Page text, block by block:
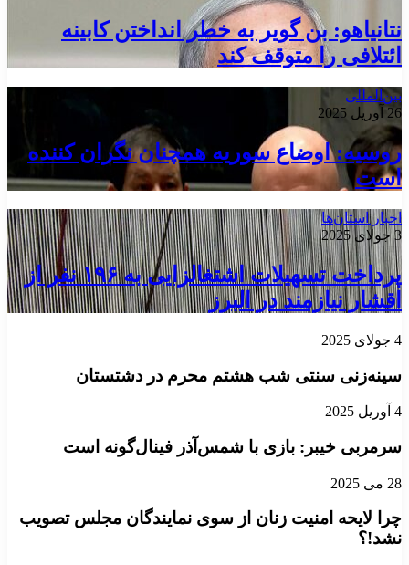
نتانیاهو: بن گویر به خطر انداختن کابینه
ائتلافی را متوقف کند
بین‌المللی
26 آوریل 2025
روسیه: اوضاع سوریه همچنان نگران کننده
است
اخبار استان‌ها
3 جولای 2025
پرداخت تسهیلات اشتغالزایی به ۱۹۶ نفر از
اقشار نیازمند در البرز
4 جولای 2025
سینه‌زنی سنتی شب هشتم محرم در دشتستان
4 آوریل 2025
سرمربی خیبر: بازی با شمس‌آذر فینال‌گونه است
28 می 2025
چرا لایحه امنیت زنان از سوی نمایندگان مجلس تصویب
نشد!؟